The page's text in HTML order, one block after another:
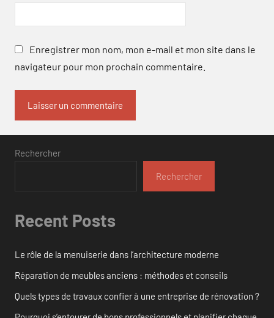
Enregistrer mon nom, mon e-mail et mon site dans le
navigateur pour mon prochain commentaire.
Rechercher
Rechercher
Recent Posts
Le rôle de la menuiserie dans l’architecture moderne
Réparation de meubles anciens : méthodes et conseils
Quels types de travaux confier à une entreprise de rénovation ?